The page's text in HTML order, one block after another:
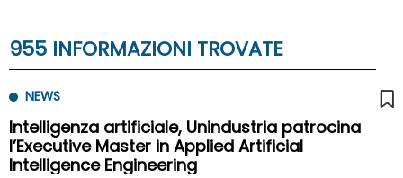
955 INFORMAZIONI TROVATE
NEWS
Intelligenza artificiale, Unindustria patrocina
l’Executive Master in Applied Artificial
Intelligence Engineering